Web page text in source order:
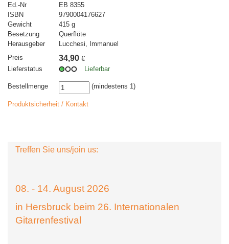
Ed.-Nr
EB 8355
ISBN
9790004176627
Gewicht
415 g
Besetzung
Querflöte
Herausgeber
Lucchesi, Immanuel
Preis
34,90 €
Lieferstatus
Lieferbar
Bestellmenge (mindestens 1)
Produktsicherheit / Kontakt
Treffen Sie uns/join us:
08. - 14. August 2026
in Hersbruck beim 26. Internationalen
Gitarrenfestival